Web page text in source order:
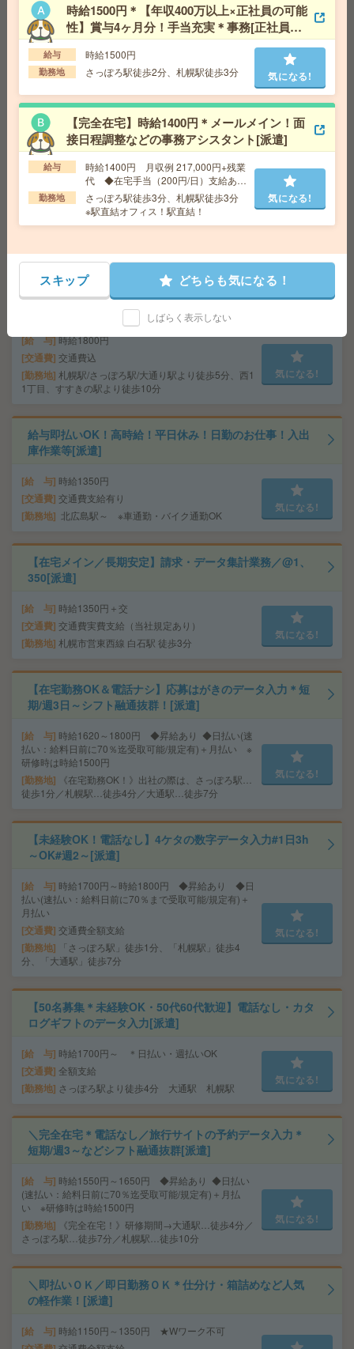
【旭川市】時給1,350円！大手グループでのオフィスワー
ク！[派遣]
交通費 交通費別途規定支給
勤務地 JR函館本線 旭川駅 車7分
気になる!
≪事務デビューを応援！≫保険事務のサポートスタッ
時給1350円＋交
交通費 交通費規定支給
＼週1～＆時短もOK／図書館、新規書籍の情報を入力す
るだけ！WワークOK[派遣]
給 与 時給1800円
交通費 交通費込
勤務地 札幌駅/さっぽろ駅/大通り駅より徒歩5分、西1
1丁目、すすきの駅より徒歩10分
気になる!
給与即払いOK！高時給！平日休み！日勤のお仕事！入出
庫作業等[派遣]
給 与 時給1350円
交通費 交通費支給有り
勤務地 北広島駅～ ※車通勤・バイク通勤OK
気になる!
【在宅メイン／長期安定】請求・データ集計業務／@1、
350[派遣]
給 与 時給1350円＋交
交通費 交通費実費支給（当社規定あり）
勤務地 札幌市営東西線 白石駅 徒歩3分
気になる!
【在宅勤務OK＆電話ナシ】応募はがきのデータ入力＊短
期/週3日～シフト融通抜群！[派遣]
給 与 時給1620～1800円 ◆昇給あり ◆日払い(速
払い：給料日前に70％迄受取可能/規定有)＋月払い ※
研修時は時給1500円
勤務地
《在宅勤務OK！》出社の際は、さっぽろ駅…
徒歩1分／札幌駅…徒歩4分／大通駅…徒歩7分
気になる!
【未経験OK！電話なし】4ケタの数字データ入力#1日3h
～OK#週2～[派遣]
給 与 時給1700円～時給1800円 ◆昇給あり ◆日
払い(速払い：給料日前に70％まで受取可能/規定有)＋
月払い
交通費 交通費全額支給
勤務地
「さっぽろ駅」徒歩1分、「札幌駅」徒歩4
分、「大通駅」徒歩7分
気になる!
【50名募集＊未経験OK・50代60代歓迎】電話なし・カタ
ログギフトのデータ入力[派遣]
給 与 時給1700円～ ＊日払い・週払いOK
交通費 全額支給
勤務地 さっぽろ駅より徒歩4分 大通駅 札幌駅
気になる!
＼完全在宅＊電話なし／旅行サイトの予約データ入力＊
短期/週3～などシフト融通抜群[派遣]
給 与 時給1550円～1650円 ◆昇給あり ◆日払い
(速払い：給料日前に70％迄受取可能/規定有)＋月払
い ※研修時は時給1500円
勤務地
《完全在宅！》研修期間→大通駅…徒歩4分／
さっぽろ駅…徒歩7分／札幌駅…徒歩10分
気になる!
＼即払いＯＫ／即日勤務ＯＫ＊仕分け・箱詰めなど人気
の軽作業！[派遣]
給 与 時給1150円～1350円 ★Wワーク不可
時給1500円＊【年収400万以上×正社員の可能
性】賞与4ヶ月分！手当充実＊事務[正社員へ
の紹介予定派遣]
給与 時給1500円
勤務地 さっぽろ駅徒歩2分、札幌駅徒歩3分 気になる!
【完全在宅】時給1400円＊メールメイン！面
接日程調整などの事務アシスタント[派遣]
給与
時給1400円 月収例 217,000円+残業
代 ◆在宅手当（200円/日）支給あり
♪
勤務地
さっぽろ駅徒歩3分、札幌駅徒歩3分
※駅直結オフィス！駅直結！
気になる!
スキップ どちらも気になる！
しばらく表示しない